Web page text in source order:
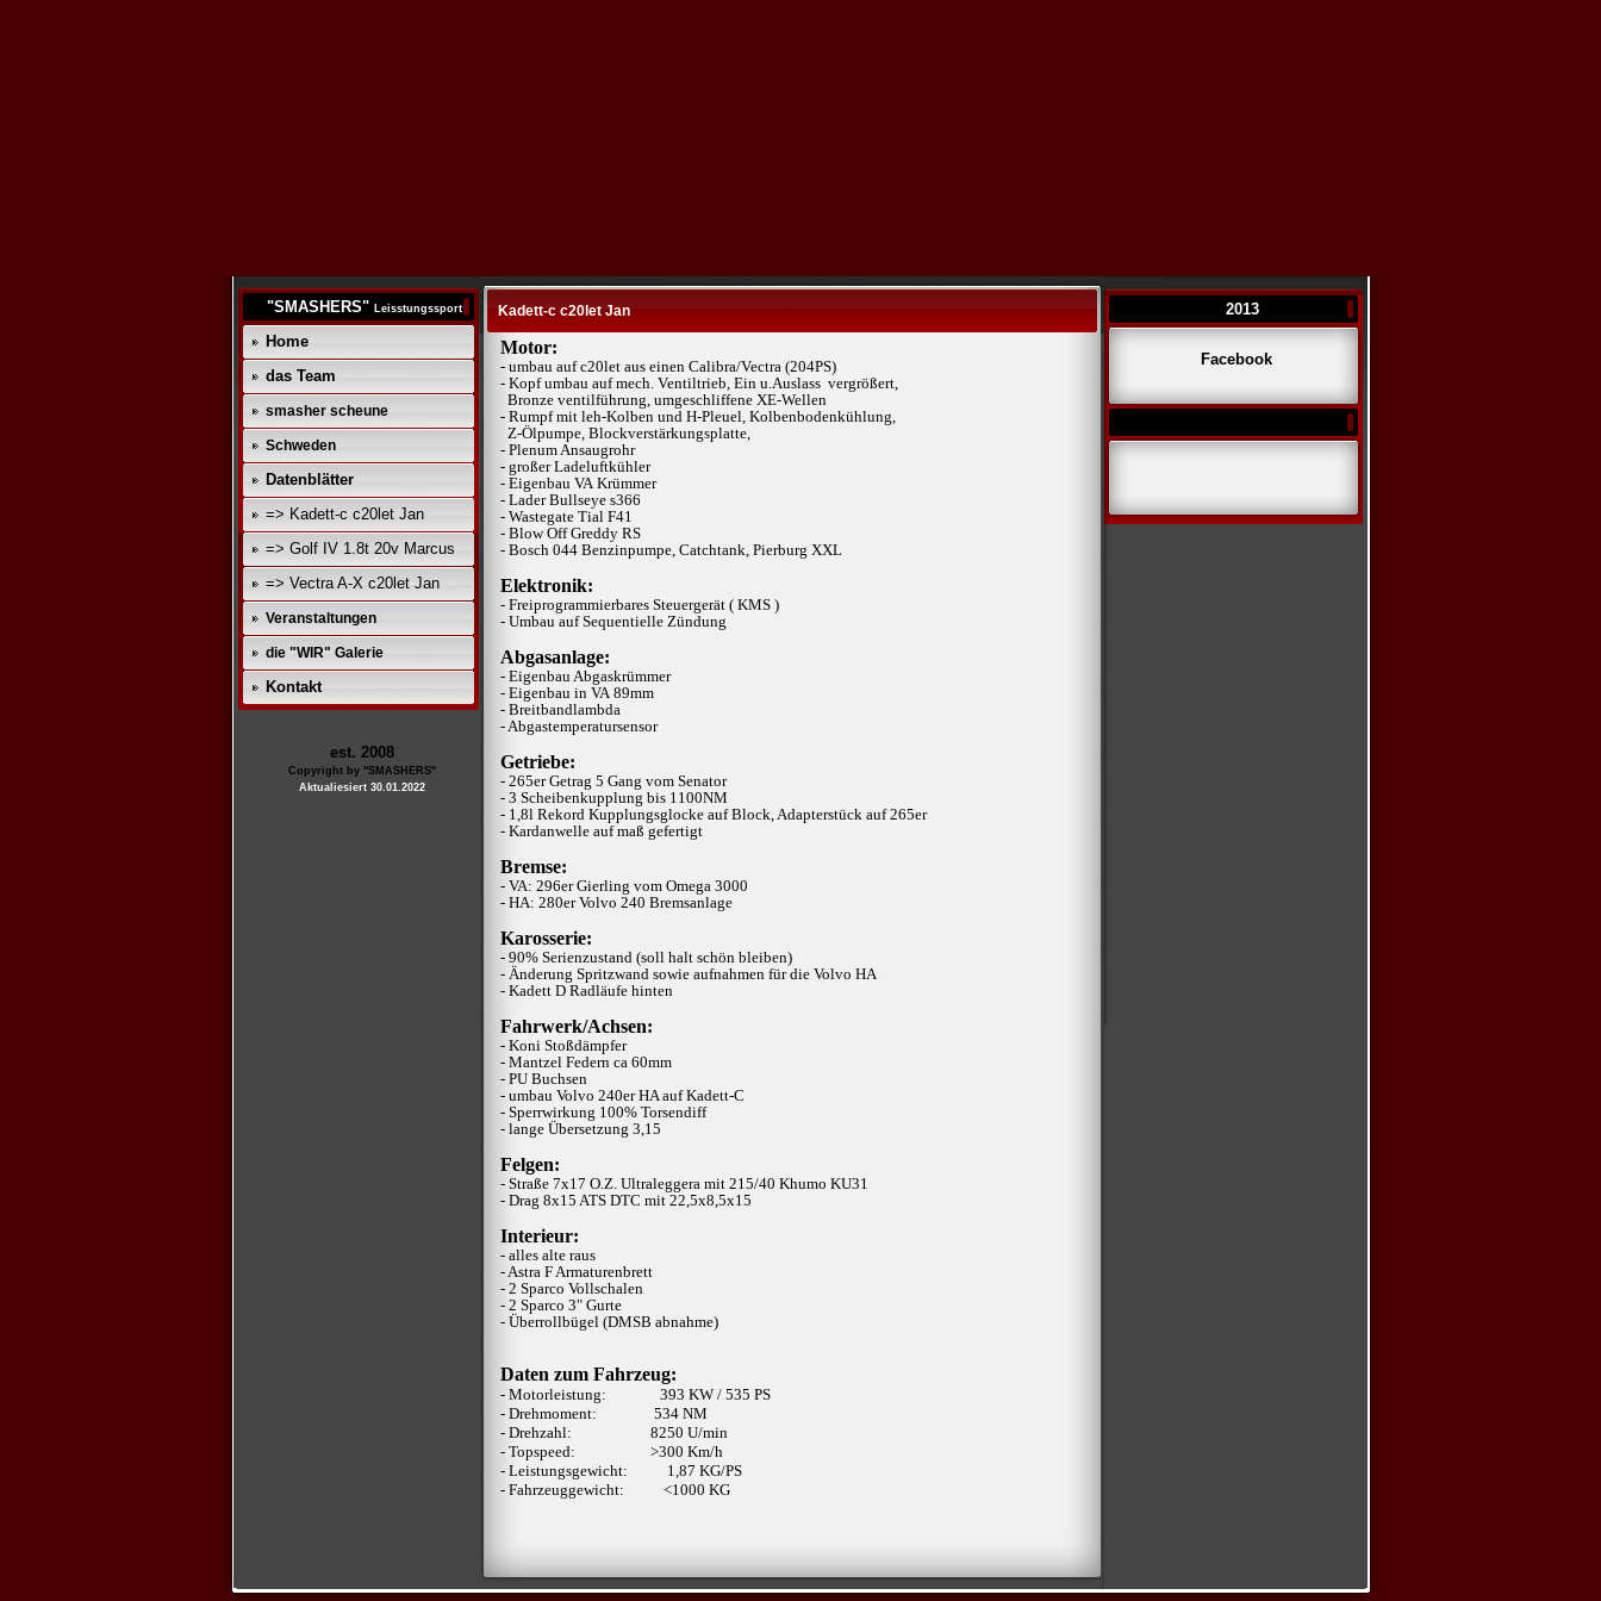
"SMASHERS" Leisstungssport
Home
das Team
smasher scheune
Schweden
Datenblätter
=> Kadett-c c20let Jan
=> Golf IV 1.8t 20v Marcus
=> Vectra A-X c20let Jan
Veranstaltungen
die "WIR" Galerie
Kontakt
est. 2008
Copyright by "SMASHERS"
Aktualiesiert 30.01.2022
Kadett-c c20let Jan
Motor:
- umbau auf c20let aus einen Calibra/Vectra (204PS)
- Kopf umbau auf mech. Ventiltrieb, Ein u.Auslass vergrößert,
Bronze ventilführung, umgeschliffene XE-Wellen
- Rumpf mit leh-Kolben und H-Pleuel, Kolbenbodenkühlung,
Z-Ölpumpe, Blockverstärkungsplatte,
- Plenum Ansaugrohr
- großer Ladeluftkühler
- Eigenbau VA Krümmer
- Lader Bullseye s366
- Wastegate Tial F41
- Blow Off Greddy RS
- Bosch 044 Benzinpumpe, Catchtank, Pierburg XXL
Elektronik:
- Freiprogrammierbares Steuergerät ( KMS )
- Umbau auf Sequentielle Zündung
Abgasanlage:
- Eigenbau Abgaskrümmer
- Eigenbau in VA 89mm
- Breitbandlambda
- Abgastemperatursensor
Getriebe:
- 265er Getrag 5 Gang vom Senator
- 3 Scheibenkupplung bis 1100NM
- 1,8l Rekord Kupplungsglocke auf Block, Adapterstück auf 265er
- Kardanwelle auf maß gefertigt
Bremse:
- VA: 296er Gierling vom Omega 3000
- HA: 280er Volvo 240 Bremsanlage
Karosserie:
- 90% Serienzustand (soll halt schön bleiben)
- Änderung Spritzwand sowie aufnahmen für die Volvo HA
- Kadett D Radläufe hinten
Fahrwerk/Achsen:
- Koni Stoßdämpfer
- Mantzel Federn ca 60mm
- PU Buchsen
- umbau Volvo 240er HA auf Kadett-C
- Sperrwirkung 100% Torsendiff
- lange Übersetzung 3,15
Felgen:
- Straße 7x17 O.Z. Ultraleggera mit 215/40 Khumo KU31
- Drag 8x15 ATS DTC mit 22,5x8,5x15
Interieur:
- alles alte raus
- Astra F Armaturenbrett
- 2 Sparco Vollschalen
- 2 Sparco 3" Gurte
- Überrollbügel (DMSB abnahme)
Daten zum Fahrzeug:
- Motorleistung: 393 KW / 535 PS
- Drehmoment: 534 NM
- Drehzahl: 8250 U/min
- Topspeed: >300 Km/h
- Leistungsgewicht: 1,87 KG/PS
- Fahrzeuggewicht: <1000 KG
2013
Facebook